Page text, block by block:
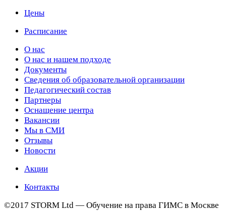
Цены
Расписание
О нас
О нас и нашем подходе
Документы
Сведения об образовательной организации
Педагогический состав
Партнеры
Оснащение центра
Вакансии
Мы в СМИ
Отзывы
Новости
Акции
Контакты
©2017 STORM Ltd — Обучение на права ГИМС в Москве